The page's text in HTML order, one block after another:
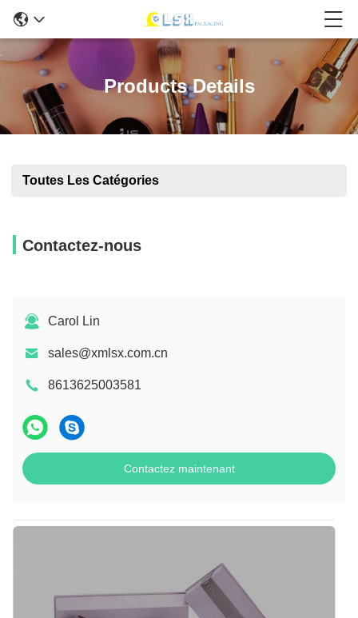
Products Details
Toutes Les Catégories
Contactez-nous
Carol Lin
sales@xmlsx.com.cn
8613625003581
Contactez maintenant